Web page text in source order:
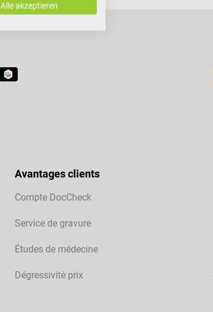
Avantages clients
Compte DocCheck
Service de gravure
Études de médecine
Dégressivité prix
Alle akzeptieren